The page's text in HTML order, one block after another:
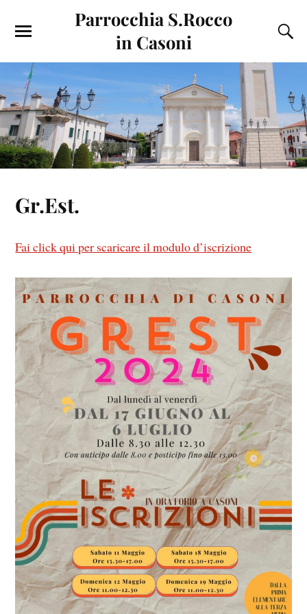
Parrocchia S.Rocco
in Casoni
Gr.Est.
Fai click qui per scaricare il modulo d’iscrizione